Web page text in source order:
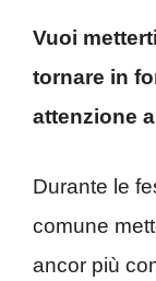
Vuoi
tornare in
attenzione
Durante le
comune
ancor più